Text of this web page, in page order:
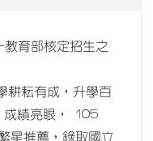
育部核定招生之
耕耘有成，升學百
成績亮眼， 105
星推薦，錄取國立